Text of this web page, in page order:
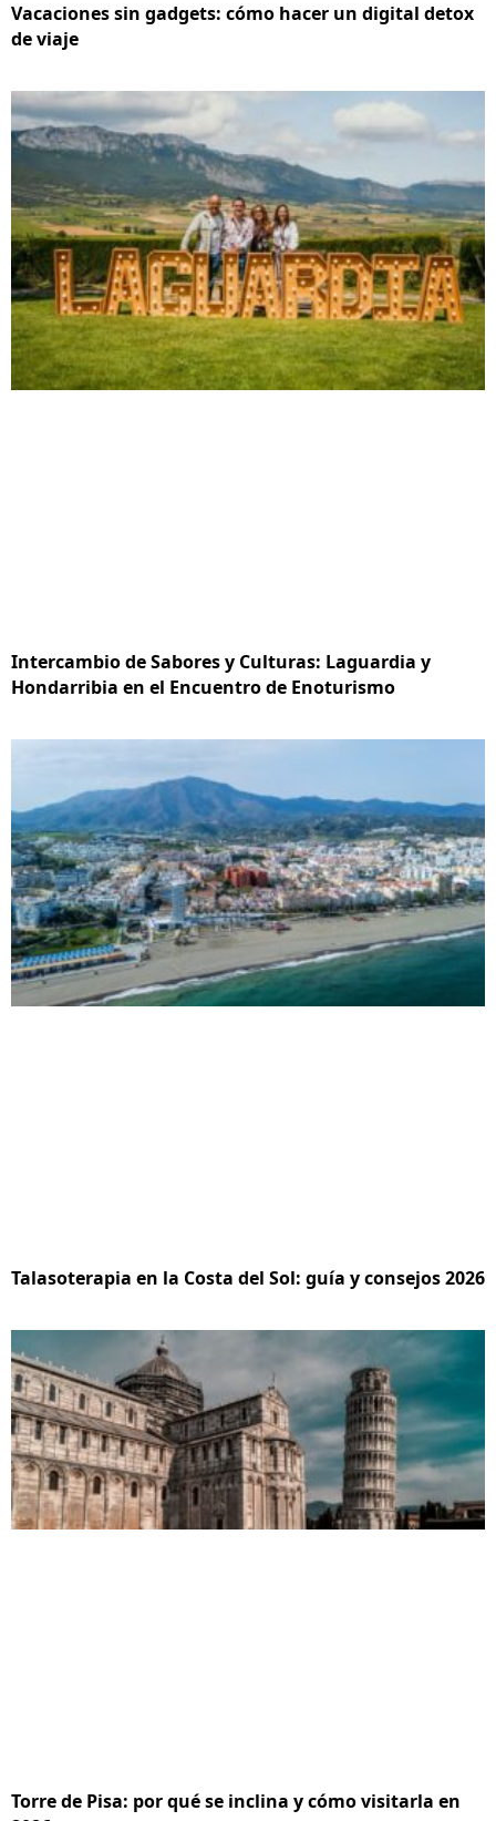
Vacaciones sin gadgets: cómo hacer un digital detox
de viaje
Intercambio de Sabores y Culturas: Laguardia y
Hondarribia en el Encuentro de Enoturismo
Talasoterapia en la Costa del Sol: guía y consejos 2026
Torre de Pisa: por qué se inclina y cómo visitarla en